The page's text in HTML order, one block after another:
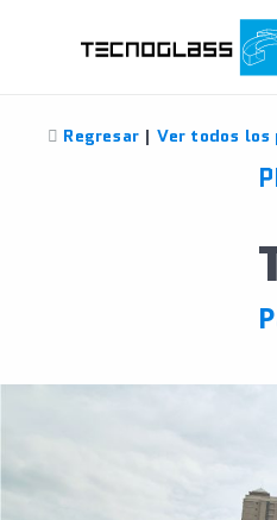
Regresar | Ver todos los